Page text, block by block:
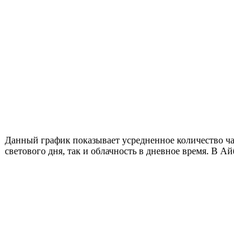
Данный график показывает усредненное количество
светового дня, так и облачность в дневное время. В